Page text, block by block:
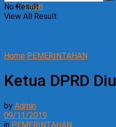
Login
No Result
View All Result
Home PEMERINTAHAN
Ketua DPRD
by Admin
09/11/2019
in PEMERINTAHAN